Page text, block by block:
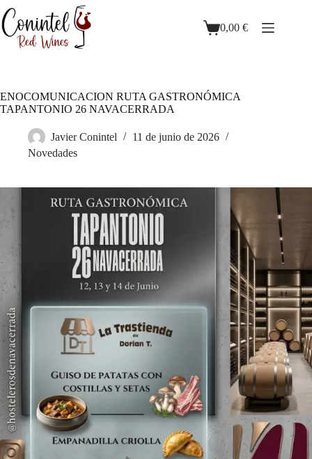
0,00€
ENOCOMUNICACION RUTA GASTRONÓMICA
TAPANTONIO 26 NAVACERRADA
Javier Conintel
11 de junio de 2026
Novedades